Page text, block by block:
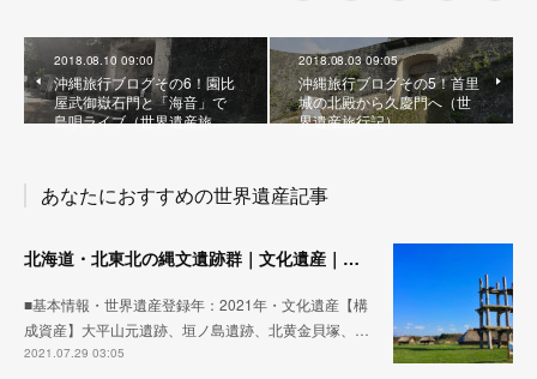
2018.08.10 09:00
沖縄旅行ブログその6！園比
屋武御嶽石門と「海音」で
島唄ライブ（世界遺産旅…
2018.08.03 09:05
沖縄旅行ブログその5！首里
城の北殿から久慶門へ（世
界遺産旅行記）
あなたにおすすめの世界遺産記事
北海道・北東北の縄文遺跡群｜文化遺産｜今日もどこかの世界遺産
■基本情報・世界遺産登録年：2021年・文化遺産【構
成資産】大平山元遺跡、垣ノ島遺跡、北黄金貝塚、…
2021.07.29 03:05